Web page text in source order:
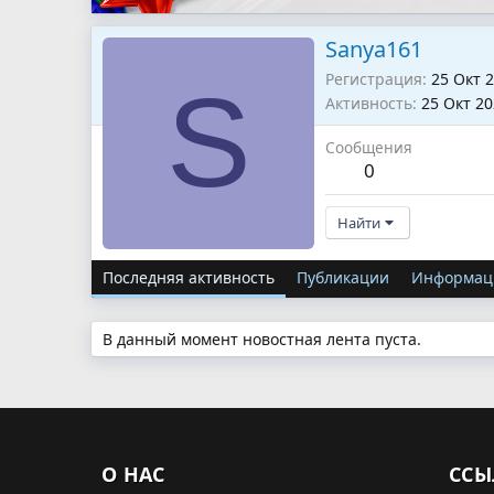
S
Sanya161
Регистрация 25 Окт
Активность 25 Окт
Сообщения
0
Найти
Последняя активность Публикации
В данный момент новостная лента пуста.
О НАС